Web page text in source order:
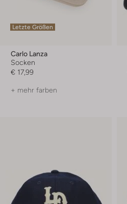
Letzte Größen
Carlo Lanza
Socken
€ 17,99
+ mehr farben